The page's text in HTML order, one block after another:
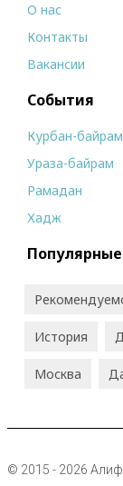
О нас
Контакты
Вакансии
События
Курбан-байрам
Ураза-байрам
Рамадан
Хадж
История
Москва
© 2015 - 2026